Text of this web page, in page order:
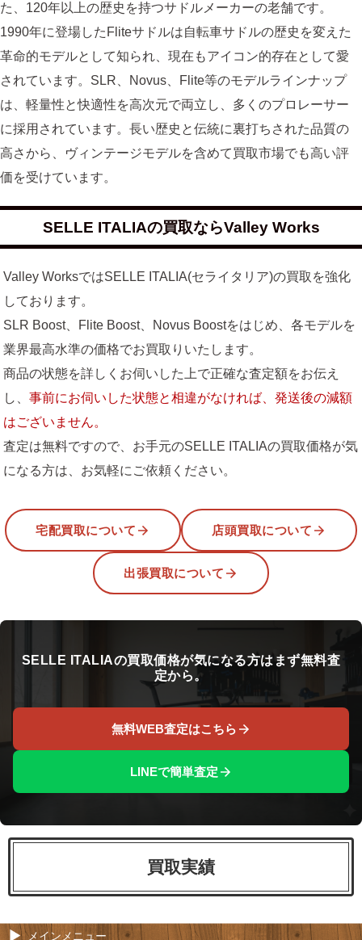
た、120年以上の歴史を持つサドルメーカーの老舗です。
1990年に登場したFliteサドルは自転車サドルの歴史を変えた
革命的モデルとして知られ、現在もアイコン的存在として愛
されています。SLR、Novus、Flite等のモデルラインナップ
は、軽量性と快適性を高次元で両立し、多くのプロレーサー
に採用されています。長い歴史と伝統に裏打ちされた品質の
高さから、ヴィンテージモデルを含めて買取市場でも高い評
価を受けています。
SELLE ITALIAの買取ならValley Works
Valley WorksではSELLE ITALIA(セライタリア)の買取を強化
しております。
SLR Boost、Flite Boost、Novus Boostをはじめ、各モデルを
業界最高水準の価格でお買取りいたします。
商品の状態を詳しくお伺いした上で正確な査定額をお伝え
し、事前にお伺いした状態と相違がなければ、発送後の減額
はございません。
査定は無料ですので、お手元のSELLE ITALIAの買取価格が気
になる方は、お気軽にご依頼ください。
宅配買取について 店頭買取について
出張買取について
SELLE ITALIAの買取価格が気になる方はまず無料査
定から。
無料WEB査定はこちら
LINEで簡単査定
買取実績
メインメニュー